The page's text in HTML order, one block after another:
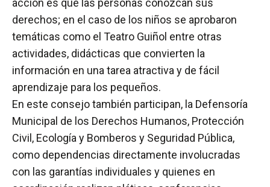
acción es que las personas conozcan sus
derechos; en el caso de los niños se aprobaron
temáticas como el Teatro Guiñol entre otras
actividades, didácticas que convierten la
información en una tarea atractiva y de fácil
aprendizaje para los pequeños.
En este consejo también participan, la Defensoría
Municipal de los Derechos Humanos, Protección
Civil, Ecología y Bomberos y Seguridad Pública,
como dependencias directamente involucradas
con las garantías individuales y quienes en